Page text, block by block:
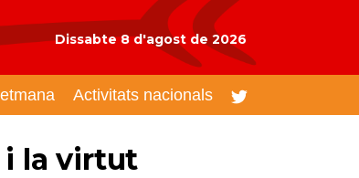
Dissabte 8 d'agost de 2026
Activitats nacionals
i la virtut